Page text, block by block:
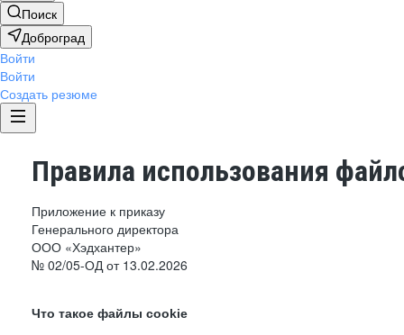
Поиск
Доброград
Войти
Войти
Создать резюме
Правила использования
Приложение к приказу
Генерального директора
ООО «Хэдхантер»
№ 02/05-ОД от 13.02.2026
Что такое файлы cookie